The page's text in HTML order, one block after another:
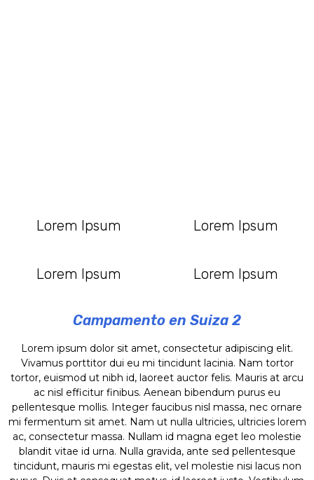
Lorem Ipsum Lorem Ipsum
Lorem Ipsum Lorem Ipsum
Campamento en Suiza 2
Lorem ipsum dolor sit amet, consectetur adipiscing elit.
Vivamus porttitor dui eu mi tincidunt lacinia. Nam tortor
tortor, euismod ut nibh id, laoreet auctor felis. Mauris at arcu
ac nisl efficitur finibus. Aenean bibendum purus eu
pellentesque mollis. Integer faucibus nisl massa, nec ornare
mi fermentum sit amet. Nam ut nulla ultricies, ultricies lorem
ac, consectetur massa. Nullam id magna eget leo molestie
blandit vitae id urna. Nulla gravida, ante sed pellentesque
tincidunt, mauris mi egestas elit, vel molestie nisi lacus non